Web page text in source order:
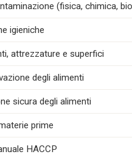
(fisica, chimica,
igieniche
attrezzature e superfici
degli alimenti
sicura degli alimenti
prime
HACCP